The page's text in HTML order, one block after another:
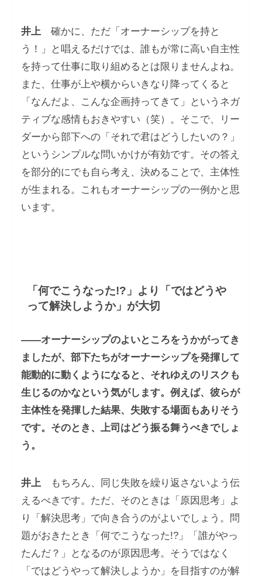
井上 確かに、ただ「オーナーシップを持と
う！」と唱えるだけでは、誰もが常に高い自主性
を持って仕事に取り組めるとは限りませんよね。
また、仕事が上や横からいきなり降ってくると
「なんだよ、こんな企画持ってきて」というネガ
ティブな感情もおきやすい（笑）。そこで、リー
ダーから部下への「それで君はどうしたいの？」
というシンプルな問いかけが有効です。その答え
を部分的にでも自ら考え、決めることで、主体性
が生まれる。これもオーナーシップの一例かと思
います。
「何でこうなった!?」より「ではどうや
って解決しようか」が大切
――オーナーシップのよいところをうかがってき
ましたが、部下たちがオーナーシップを発揮して
能動的に動くようになると、それゆえのリスクも
生じるのかなという気がします。例えば、彼らが
主体性を発揮した結果、失敗する場面もありそう
です。そのとき、上司はどう振る舞うべきでしょ
う。
井上 もちろん、同じ失敗を繰り返さないよう伝
えるべきです。ただ、そのときは「原因思考」よ
り「解決思考」で向き合うのがよいでしょう。問
題がおきたとき「何でこうなった!?」「誰がやっ
たんだ？」となるのが原因思考。そうではなく
「ではどうやって解決しようか」を目指すのが解